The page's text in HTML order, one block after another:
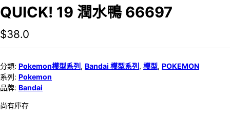
QUICK! 19 潤水鴨 66697
$38.0
分類: Pokemon模型系列 , Bandai 模型系列 , 模型, POKEMON
系列: Pokemon
品牌: Bandai
尚有庫存